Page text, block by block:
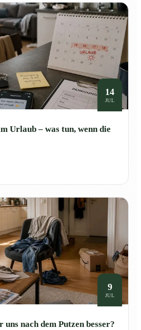
14
JUL
Urlaub – was tun, wenn die
9
JUL
nach dem Putzen besser?